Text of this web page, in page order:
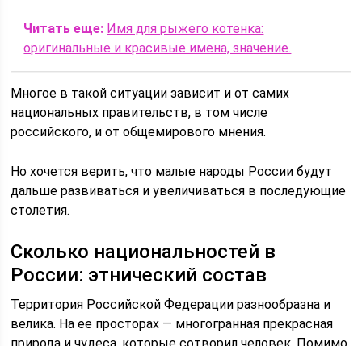
Читать еще: Имя для рыжего котенка:
оригинальные и красивые имена, значение.
Многое в такой ситуации зависит и от самих
национальных правительств, в том числе
российского, и от общемирового мнения.
Но хочется верить, что малые народы России будут
дальше развиваться и увеличиваться в последующие
столетия.
Сколько национальностей в
России: этнический состав
Территория Российской Федерации разнообразна и
велика. На ее просторах — многогранная прекрасная